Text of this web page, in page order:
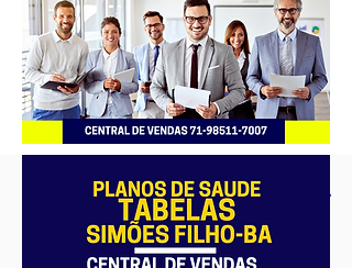
Tabelas de preços por Categoria
Empresarial
Ampla Saúde para Empresas